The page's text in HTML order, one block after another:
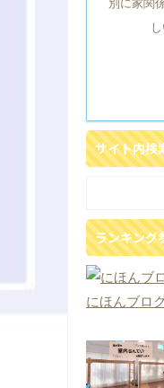
別に家関
サイト内検
ランキング
にほんブロ